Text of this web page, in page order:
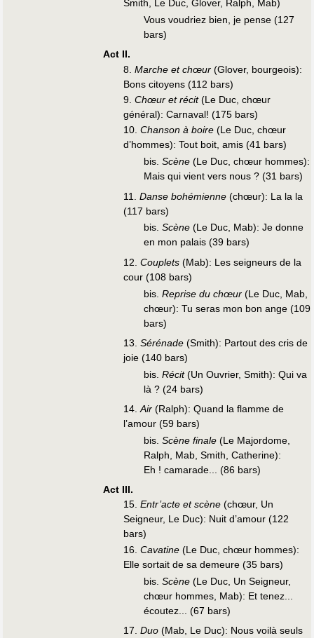
Smith, Le Duc, Glover, Ralph, Mab)
Vous voudriez bien, je pense (127
bars)
Act II.
8. Marche et chœur(Glover, bourgeois):
Bons citoyens (112 bars)
9. Chœur et récit(Le Duc, chœur
général): Carnaval! (175 bars)
10. Chanson à boire(Le Duc, chœur
d’hommes): Tout boit, amis (41 bars)
bis. Scène(Le Duc, chœur hommes):
Mais qui vient vers nous ? (31 bars)
11. Danse bohémienne(chœur): La la la
(117 bars)
bis. Scène(Le Duc, Mab): Je donne
en mon palais (39 bars)
12. Couplets(Mab): Les seigneurs de la
cour (108 bars)
bis. Reprise du chœur(Le Duc, Mab,
chœur): Tu seras mon bon ange (109
bars)
13. Sérénade(Smith): Partout des cris de
joie (140 bars)
bis. Récit(Un Ouvrier, Smith): Qui va
là ? (24 bars)
14. Air(Ralph): Quand la flamme de
l’amour (59 bars)
bis. Scène finale(Le Majordome,
Ralph, Mab, Smith, Catherine):
Eh ! camarade... (86 bars)
Act III.
15. Entr’acte et scène(chœur, Un
Seigneur, Le Duc): Nuit d’amour (122
bars)
16. Cavatine(Le Duc, chœur hommes):
Elle sortait de sa demeure (35 bars)
bis. Scène(Le Duc, Un Seigneur,
chœur hommes, Mab): Et tenez...
écoutez... (67 bars)
17. Duo(Mab, Le Duc): Nous voilà seuls